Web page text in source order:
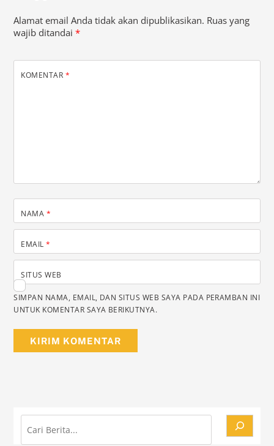
Alamat email Anda tidak akan dipublikasikan. Ruas yang
wajib ditandai*
KOMENTAR *
NAMA *
EMAIL*
SITUS WEB
SIMPAN NAMA, EMAIL, DAN SITUS WEB SAYA PADA PERAMBAN INI
UNTUK KOMENTAR SAYA BERIKUTNYA.
Cari